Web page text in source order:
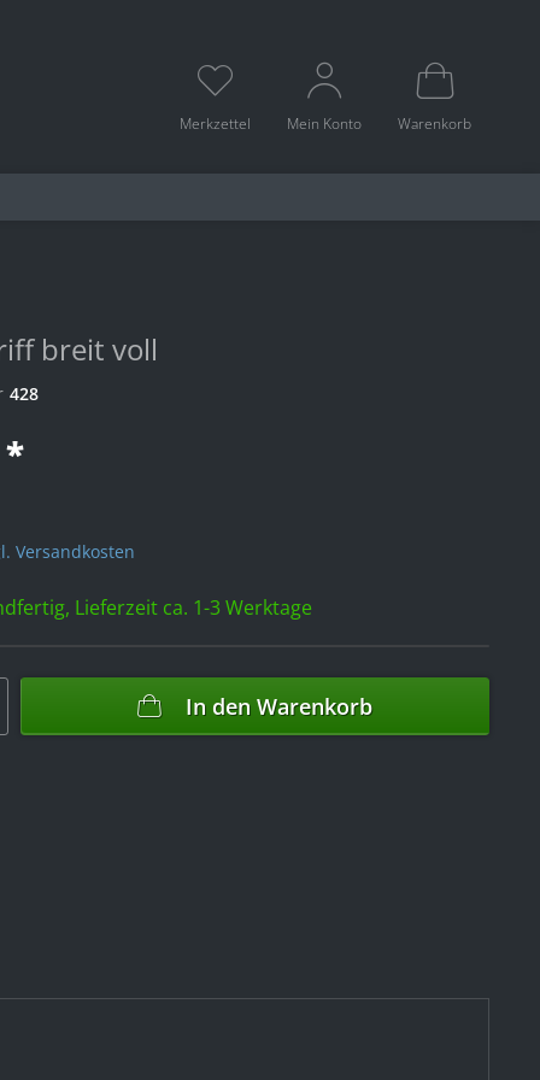
Merkzettel Mein Konto Warenkorb
breit voll
428
*
Versandkosten
Lieferzeit ca. 1-3 Werktage
In den Warenkorb